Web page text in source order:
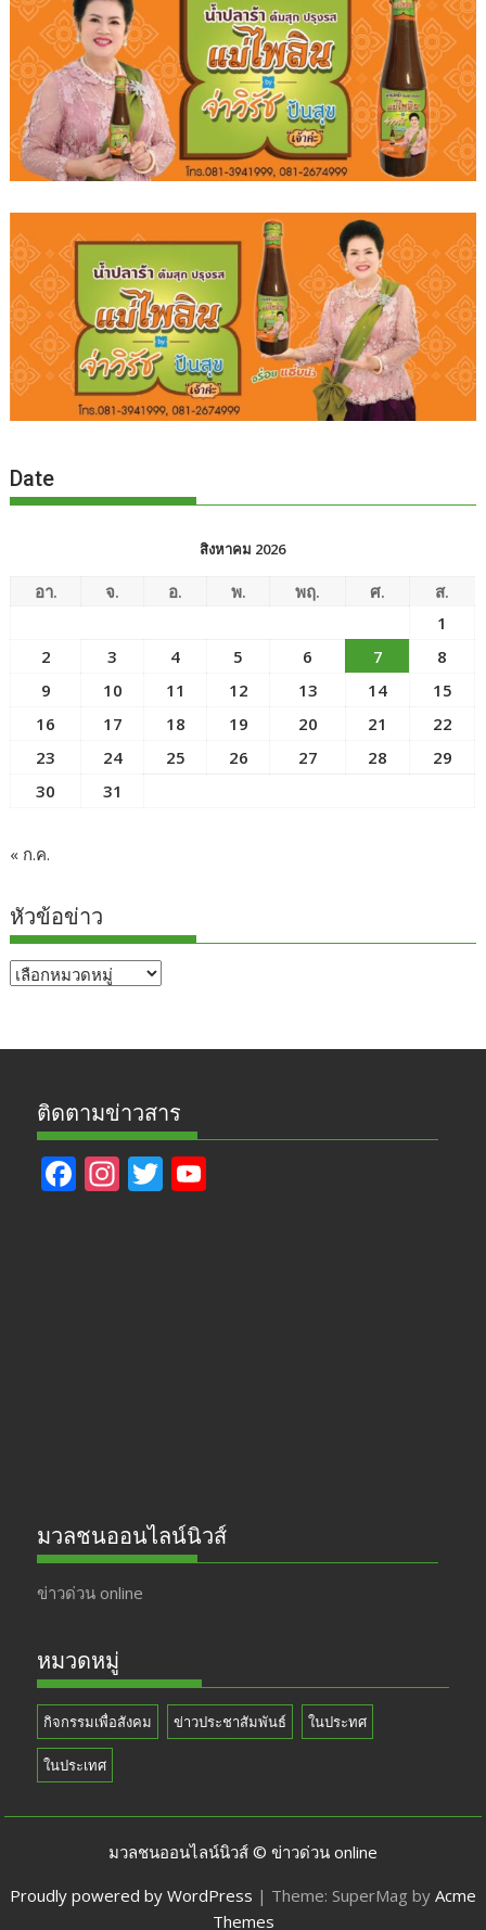
Date
สิงหาคม 2026
อา. จ. อ. พ. พฤ. ศ.
ส.
1
2
3 4 5 6 7
8
9
10 11 12 13 14
15
16
17 18 19 20 21
22
23
24 25 26 27 28
29
30
31
« ก.ค.
หัวข้อข่าว
หัวข้อ
ติดตามข่าวสาร
F In T
มวลชนออนไลน์นิวส์
ข่าวด่วน online
หมวดหมู่
กิจกรรมเพื่อสังคม ข่าวประชาสัมพันธ์ ในประทศ
ในประเทศ
มวลชนออนไลน์นิวส์ © ข่าวด่วน online
Proudly powered by WordPress | Theme: SuperMag by Acme
Themes